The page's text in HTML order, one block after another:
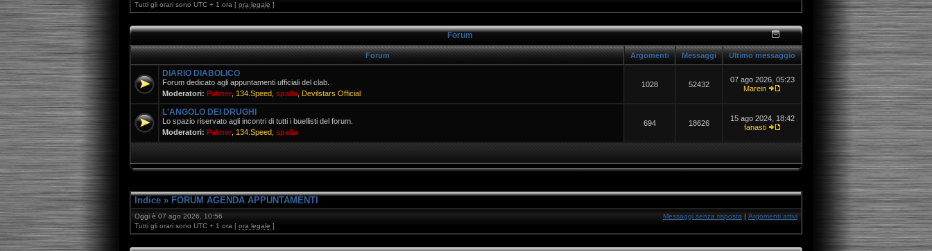
Tutti gli orari sono UTC + 1 ora [ ora legale ]
Forum
Forum Argomenti Messaggi Ultimo messaggio
DIARIO DIABOLICO
Forum dedicato agli appuntamenti ufficiali del clab.
Moderatori: Palmer 134.Speed spalla Devilstars Official
1028 52432
07 ago 2026, 05:23
Marein
L'ANGOLO DEI DRUGHI
Lo spazio riservato agli incontri di tutti i buellisti del forum.
Moderatori: Palmer 134.Speed spalla
694 18626
15 ago 2024, 18:42
fanasti
Indice » FORUM AGENDA APPUNTAMENTI
Oggi è 07 ago 2026, 10:56
Tutti gli orari sono UTC + 1 ora [ ora legale ]
Messaggi senza risposta | Argomenti attivi